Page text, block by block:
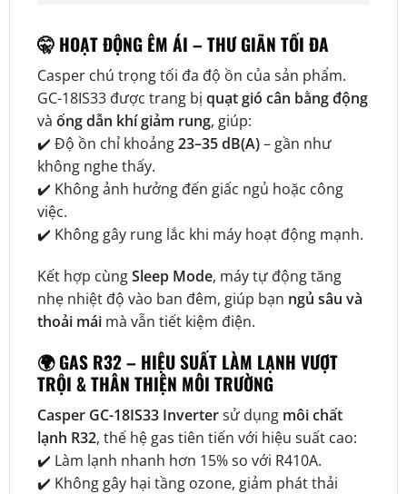
🤫 HOẠT ĐỘNG ÊM ÁI – THƯ GIÃN TỐI ĐA
Casper chú trọng tối đa độ ồn của sản phẩm.
GC-18IS33 được trang bị quạt gió cân bằng động
và ống dẫn khí giảm rung, giúp:
✔️ Độ ồn chỉ khoảng23–35 dB(A)– gần như
không nghe thấy.
✔️ Không ảnh hưởng đến giấc ngủ hoặc công
việc.
✔️ Không gây rung lắc khi máy hoạt động mạnh.
Kết hợp cùngSleep Mode, máy tự động tăng
nhẹ nhiệt độ vào ban đêm, giúp bạn ngủ sâu và
thoải máimà vẫn tiết kiệm điện.
🌍 GAS R32 – HIỆU SUẤT LÀM LẠNH VƯỢT
TRỘI & THÂN THIỆN MÔI TRƯỜNG
Casper GC-18IS33 Invertersử dụng môi chất
lạnh R32, thế hệ gas tiên tiến với hiệu suất cao:
✔️ Làm lạnh nhanh hơn 15% so với R410A.
✔️ Không gây hại tầng ozone, giảm phát thải